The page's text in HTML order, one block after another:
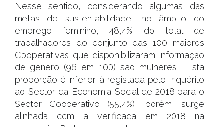
Nesse sentido, considerando algumas das
metas de sustentabilidade, no âmbito do
emprego feminino, 48,4% do total de
trabalhadores do conjunto das 100 maiores
Cooperativas que disponibilizaram informação
de género (96 em 100) são mulheres. Esta
proporção é inferior à registada pelo Inquérito
ao Sector da Economia Social de 2018 para o
Sector Cooperativo (55,4%), porém, surge
alinhada com a verificada em 2018 na